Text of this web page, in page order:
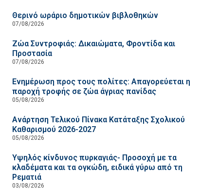
Θερινό ωράριο δημοτικών βιβλοθηκών
07/08/2026
Ζώα Συντροφιάς: Δικαιώματα, Φροντίδα και
Προστασία
07/08/2026
Ενημέρωση προς τους πολίτες: Απαγορεύεται η
παροχή τροφής σε ζώα άγριας πανίδας
05/08/2026
Ανάρτηση Τελικού Πίνακα Κατάταξης Σχολικού
Καθαρισμού 2026-2027
05/08/2026
Υψηλός κίνδυνος πυρκαγιάς- Προσοχή με τα
κλαδέματα και τα ογκώδη, ειδικά γύρω από τη
Ρεματιά
03/08/2026